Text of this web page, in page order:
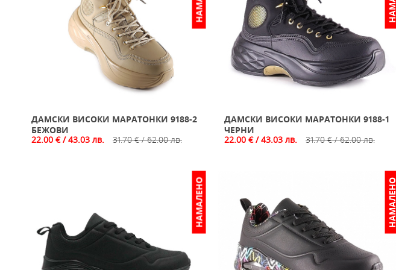
ДАМСКИ ВИСОКИ МАРАТОНКИ 9188-2
БЕЖОВИ
22.00 € / 43.03 лв.
31.70 € / 62.00 лв.
ДАМСКИ ВИСОКИ МАРАТОНКИ 9188-1
ЧЕРНИ
22.00 € / 43.03 лв.
31.70 € / 62.00 лв.
НАМАЛЕНО НАМАЛЕНО